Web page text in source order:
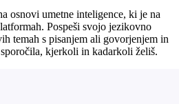
osnovi umetne inteligence, ki je na
Pospeši svojo jezikovno
temah s pisanjem ali govorjenjem in
kjerkoli in kadarkoli želiš.